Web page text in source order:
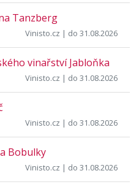
Tanzberg
Vinisto.cz | do 31.08.2026
vinařství Jabloňka
Vinisto.cz | do 31.08.2026
Vinisto.cz | do 31.08.2026
Bobulky
Vinisto.cz | do 31.08.2026